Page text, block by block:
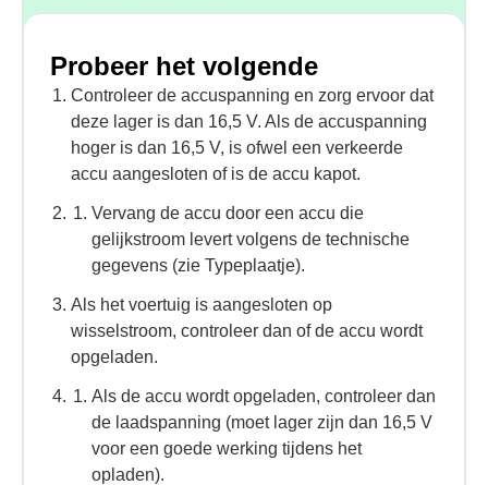
Probeer het volgende
Controleer de accuspanning en zorg ervoor dat
deze lager is dan 16,5 V. Als de accuspanning
hoger is dan 16,5 V, is ofwel een verkeerde
accu aangesloten of is de accu kapot.
Vervang de accu door een accu die
gelijkstroom levert volgens de technische
gegevens (zie Typeplaatje).
Als het voertuig is aangesloten op
wisselstroom, controleer dan of de accu wordt
opgeladen.
Als de accu wordt opgeladen, controleer dan
de laadspanning (moet lager zijn dan 16,5 V
voor een goede werking tijdens het
opladen).